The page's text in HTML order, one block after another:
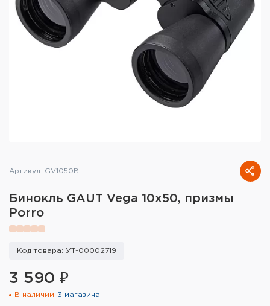
Обувь
Тактическое снаряжение
Высокоточная стрельба
Инструмент для заточки
снаряжения
Сумки и рюкзаки
Артикул: GV1050B
Бинокль GAUT Vega 10x50, призмы
Porro
Код товара: УТ-00002719
3 590 ₽
В наличии 3 магазина